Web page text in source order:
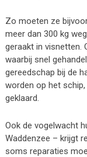
Zo moeten ze
meer dan 300 kg
geraakt in visnetten.
waarbij snel
gereedschap bij de
worden op het
geklaard.
Ook de vogelwacht
Waddenzee – krijgt
soms reparaties